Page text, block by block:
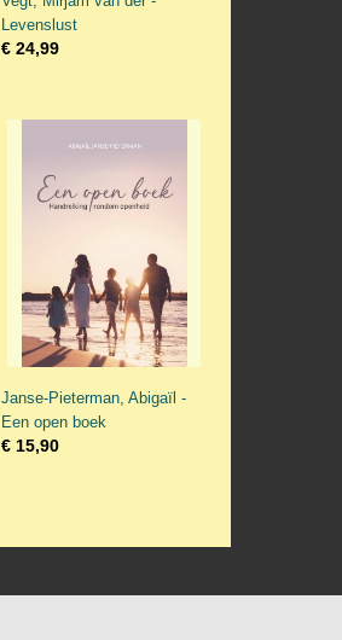
Levenslust
€ 24,99
Janse-Pieterman, Abigaïl -
Een open boek
€ 15,90